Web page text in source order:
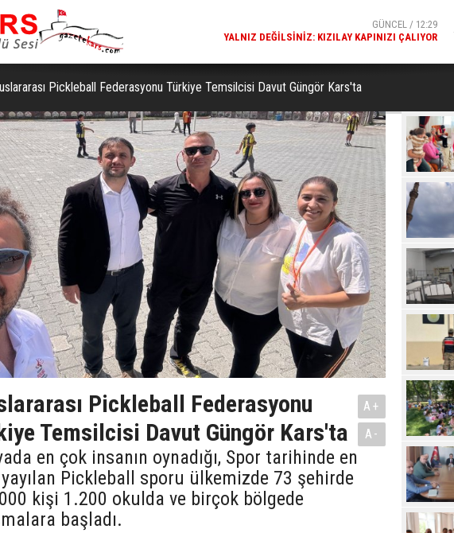
KIZILAY KAPINIZI ÇALIYOR
GÜNCEL / 12:28
KARS FETHIYE CAMISI'NDE DALGALANAN TÜRK BAYRAĞI
Pickleball Federasyonu Türkiye Temsilcisi Davut Güngör Kars'ta
Pickleball Federasyonu
Temsilcisi Davut Güngör Kars'ta
en çok insanın oynadığı, Spor tarihinde en
yayılan Pickleball sporu ülkemizde 73 şehirde
kişi 1.200 okulda ve birçok bölgede
başladı.
A+
A-